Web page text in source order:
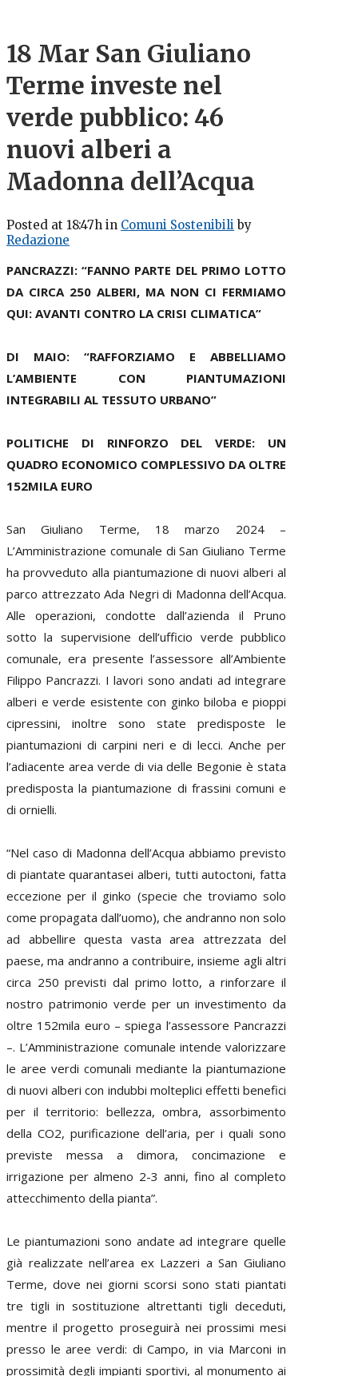
18 Mar San Giuliano
Terme investe nel
verde pubblico: 46
nuovi alberi a
Madonna dell’Acqua
Posted at 18:47h in Comuni Sostenibili by
Redazione
PANCRAZZI: “FANNO PARTE DEL PRIMO LOTTO
DA CIRCA 250 ALBERI, MA NON CI FERMIAMO
QUI: AVANTI CONTRO LA CRISI CLIMATICA”
DI MAIO: “RAFFORZIAMO E ABBELLIAMO
L’AMBIENTE CON PIANTUMAZIONI
INTEGRABILI AL TESSUTO URBANO”
POLITICHE DI RINFORZO DEL VERDE: UN
QUADRO ECONOMICO COMPLESSIVO DA OLTRE
152MILA EURO
San Giuliano Terme, 18 marzo 2024 –
L’Amministrazione comunale di San Giuliano Terme
ha provveduto alla piantumazione di nuovi alberi al
parco attrezzato Ada Negri di Madonna dell’Acqua.
Alle operazioni, condotte dall’azienda il Pruno
sotto la supervisione dell’ufficio verde pubblico
comunale, era presente l’assessore all’Ambiente
Filippo Pancrazzi. I lavori sono andati ad integrare
alberi e verde esistente con ginko biloba e pioppi
cipressini, inoltre sono state predisposte le
piantumazioni di carpini neri e di lecci. Anche per
l’adiacente area verde di via delle Begonie è stata
predisposta la piantumazione di frassini comuni e
di ornielli.
“Nel caso di Madonna dell’Acqua abbiamo previsto
di piantate quarantasei alberi, tutti autoctoni, fatta
eccezione per il ginko (specie che troviamo solo
come propagata dall’uomo), che andranno non solo
ad abbellire questa vasta area attrezzata del
paese, ma andranno a contribuire, insieme agli altri
circa 250 previsti dal primo lotto, a rinforzare il
nostro patrimonio verde per un investimento da
oltre 152mila euro – spiega l’assessore Pancrazzi
–. L’Amministrazione comunale intende valorizzare
le aree verdi comunali mediante la piantumazione
di nuovi alberi con indubbi molteplici effetti benefici
per il territorio: bellezza, ombra, assorbimento
della CO2, purificazione dell’aria, per i quali sono
previste messa a dimora, concimazione e
irrigazione per almeno 2-3 anni, fino al completo
attecchimento della pianta”.
Le piantumazioni sono andate ad integrare quelle
già realizzate nell’area ex Lazzeri a San Giuliano
Terme, dove nei giorni scorsi sono stati piantati
tre tigli in sostituzione altrettanti tigli deceduti,
mentre il progetto proseguirà nei prossimi mesi
presso le aree verdi: di Campo, in via Marconi in
prossimità degli impianti sportivi, al monumento ai